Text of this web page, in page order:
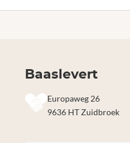
Baaslevert
Europaweg 26
9636 HT Zuidbroek